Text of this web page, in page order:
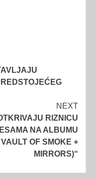
NEXT
RIZNICU
NA ALBUMU
OF SMOKE +
MIRRORS)“